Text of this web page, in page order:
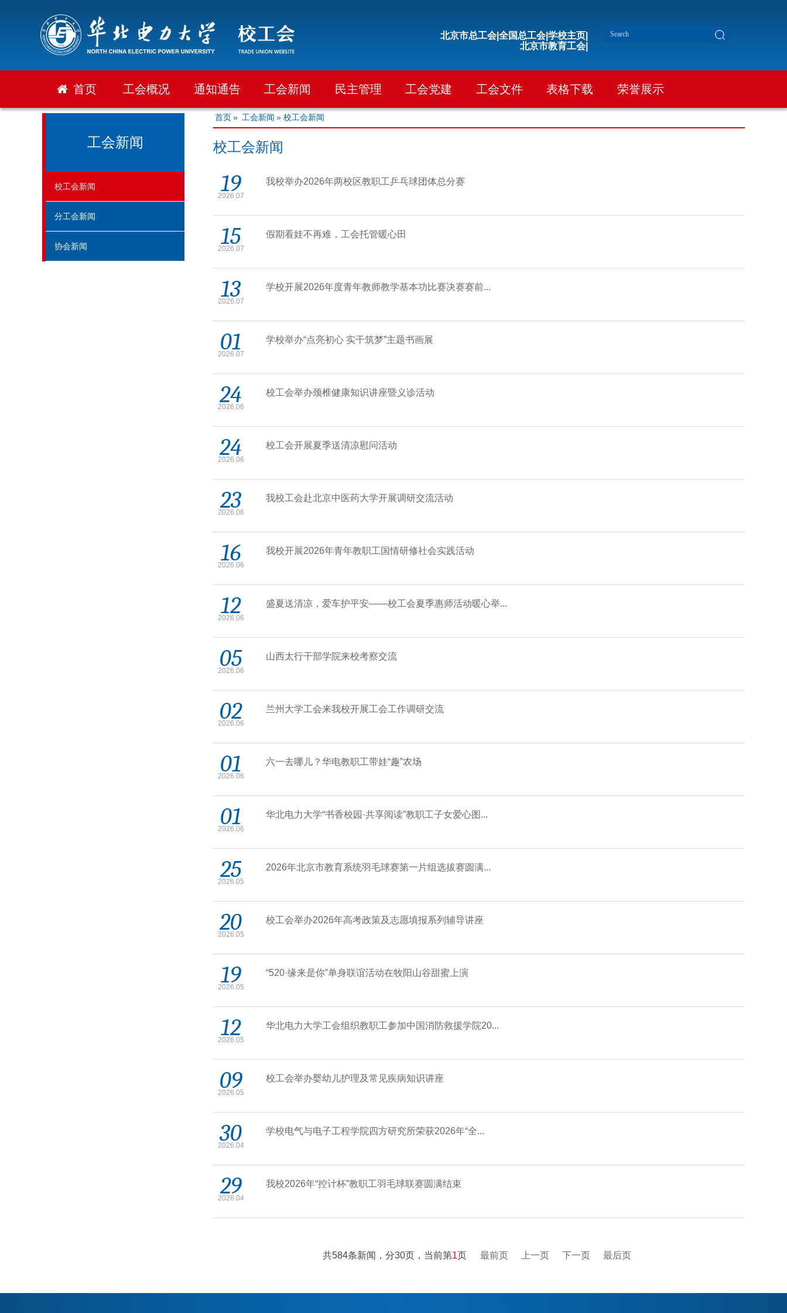
学校主页|
全国总工会|
北京市总工会|
北京市教育工会|
首页 工会概况 通知通告 工会新闻 民主管理 工会党建 工会文件 表格下载 荣誉展示
工会新闻
校工会新闻
分工会新闻
协会新闻
首页» 工会新闻 » 校工会新闻
校工会新闻
19
2026.07
我校举办2026年两校区教职工乒乓球团体总分赛
15
2026.07
假期看娃不再难，工会托管暖心田
13
2026.07
学校开展2026年度青年教师教学基本功比赛决赛赛前...
01
2026.07
学校举办“点亮初心 实干筑梦”主题书画展
24
2026.06
校工会举办颈椎健康知识讲座暨义诊活动
24
2026.06
校工会开展夏季送清凉慰问活动
23
2026.06
我校工会赴北京中医药大学开展调研交流活动
16
2026.06
我校开展2026年青年教职工国情研修社会实践活动
12
2026.06
盛夏送清凉，爱车护平安——校工会夏季惠师活动暖心举...
05
2026.06
山西太行干部学院来校考察交流
02
2026.06
兰州大学工会来我校开展工会工作调研交流
01
2026.06
六一去哪儿？华电教职工带娃“趣”农场
01
2026.06
华北电力大学“书香校园·共享阅读”教职工子女爱心图...
25
2026.05
2026年北京市教育系统羽毛球赛第一片组选拔赛圆满...
20
2026.05
校工会举办2026年高考政策及志愿填报系列辅导讲座
19
2026.05
“520·缘来是你”单身联谊活动在牧阳山谷甜蜜上演
12
2026.05
华北电力大学工会组织教职工参加中国消防救援学院20...
09
2026.05
校工会举办婴幼儿护理及常见疾病知识讲座
30
2026.04
学校电气与电子工程学院四方研究所荣获2026年“全...
29
2026.04
我校2026年“控计杯”教职工羽毛球联赛圆满结束
共584条新闻，分30页，当前第1页 最前页 上一页 下一页 最后页